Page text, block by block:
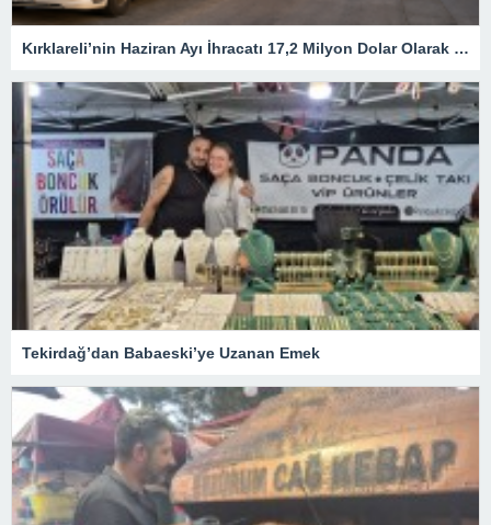
Kırklareli’nin Haziran Ayı İhracatı 17,2 Milyon Dolar Olarak Gerçekleşti
Tekirdağ’dan Babaeski’ye Uzanan Emek